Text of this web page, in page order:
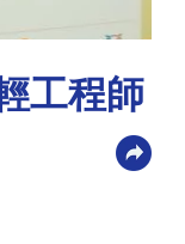
工程師